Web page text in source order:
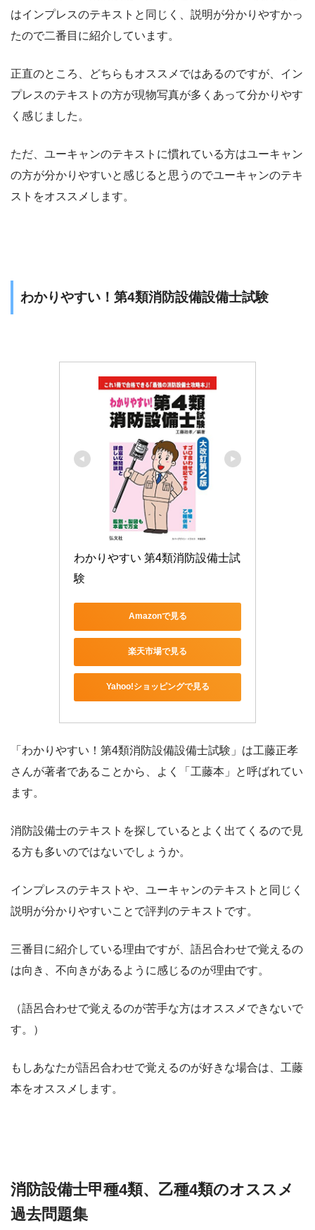
はインプレスのテキストと同じく、説明が分かりやすかっ
たので二番目に紹介しています。
正直のところ、どちらもオススメではあるのですが、イン
プレスのテキストの方が現物写真が多くあって分かりやす
く感じました。
ただ、ユーキャンのテキストに慣れている方はユーキャン
の方が分かりやすいと感じると思うのでユーキャンのテキ
ストをオススメします。
わかりやすい！第4類消防設備設備士試験
わかりやすい 第4類消防設備士試
験
Amazonで見る
楽天市場で見る
Yahoo!ショッピングで見る
「わかりやすい！第4類消防設備設備士試験」は工藤正孝
さんが著者であることから、よく「工藤本」と呼ばれてい
ます。
消防設備士のテキストを探しているとよく出てくるので見
る方も多いのではないでしょうか。
インプレスのテキストや、ユーキャンのテキストと同じく
説明が分かりやすいことで評判のテキストです。
三番目に紹介している理由ですが、語呂合わせで覚えるの
は向き、不向きがあるように感じるのが理由です。
（語呂合わせで覚えるのが苦手な方はオススメできないで
す。）
もしあなたが語呂合わせで覚えるのが好きな場合は、工藤
本をオススメします。
消防設備士甲種4類、乙種4類のオススメ
過去問題集